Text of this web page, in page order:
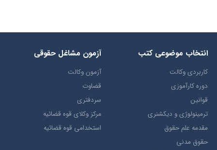
انتخاب​ موضوعي​ کتب
کاربردی وکالت
دوره کارآموزی
قوانین
ترمينولوژي و ديکشنري
مقدمه علم حقوق
حقوق مدني
آزمون مشاغل حقوقی
آزمون وکالت
قضاوت
سردفتری
مرکز وکلای قوه قضائیه
استخدامی قوه قضائیه